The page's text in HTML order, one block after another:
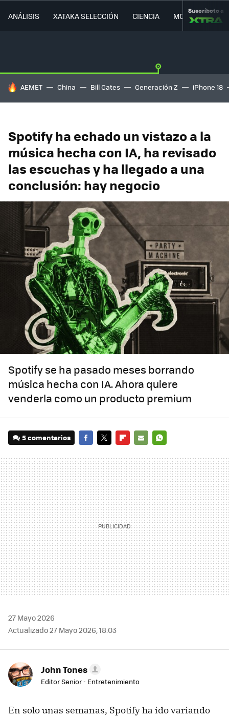
ANÁLISIS XATAKA SELECCIÓN CIENCIA MOVILIDAD
Suscríbete a
HOY SE HABLA DE
AEMET China Bill Gates Generación Z iPhone 18
Spotify ha echado un vistazo a la
música hecha con IA, ha revisado
las escuchas y ha llegado a una
conclusión: hay negocio
Spotify se ha pasado meses borrando
música hecha con IA. Ahora quiere
venderla como un producto premium
5 comentarios
MAIL
27 Mayo 2026
Actualizado 27 Mayo 2026, 18:03
John Tones
Editor Senior - Entretenimiento
En solo unas semanas, Spotify ha ido variando